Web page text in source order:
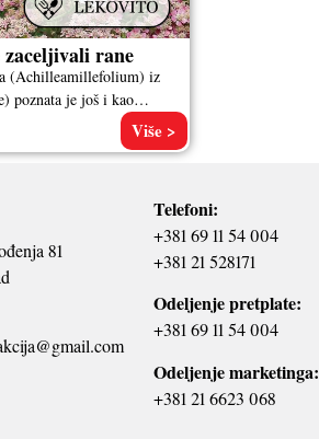
rane
(Achilleamillefolium) iz
poznata je još i kao
Više >
81
Telefoni:
+381 69 11 54 004
+381 21 528171
Odeljenje pretplate:
+381 69 11 54 004
Odeljenje marketinga:
+381 21 6623 068